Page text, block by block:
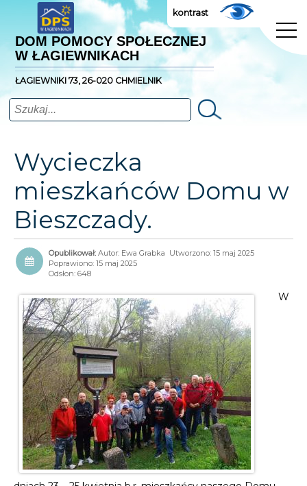
DOM POMOCY SPOŁECZNEJ
W ŁAGIEWNIKACH
ŁAGIEWNIKI 73, 26-020 CHMIELNIK
kontrast
Szukaj
Wycieczka
mieszkańców Domu w
Bieszczady.
Autor: Ewa Grabka Utworzono: 15 maj 2025
Poprawiono: 15 maj 2025
Odsłon: 648
W